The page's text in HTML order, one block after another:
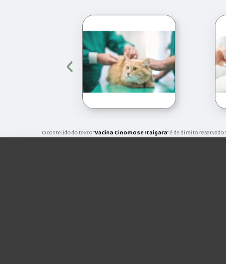
‹
O conteúdo do texto "Vacina Cinomose Itaigara" é de direito